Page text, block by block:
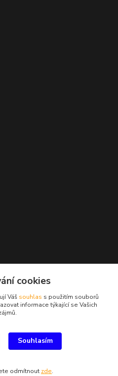
cookies
Váš souhlas s použitím souborů
informace týkající se Vašich
Souhlasím
odmítnout zde.